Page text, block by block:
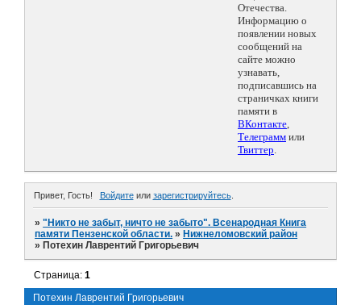
Отечества.
Информацию о
появлении новых
сообщений на
сайте можно
узнавать,
подписавшись на
страничках книги
памяти в
ВКонтакте,
Телеграмм или
Твиттер.
Привет, Гость! Войдитеили зарегистрируйтесь.
»"Никто не забыт, ничто не забыто". Всенародная Книга
памяти Пензенской области. » Нижнеломовский район
» Потехин Лаврентий Григорьевич
Потехин Лаврентий Григорьевич
Страница:1